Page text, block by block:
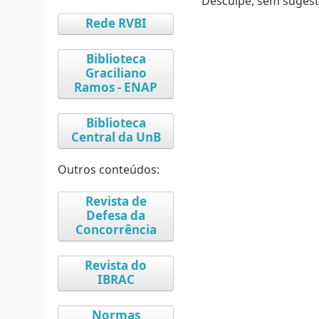
Rede RVBI
Biblioteca
Graciliano
Ramos - ENAP
Biblioteca
Central da UnB
Outros conteúdos:
Revista de
Defesa da
Concorrência
Revista do
IBRAC